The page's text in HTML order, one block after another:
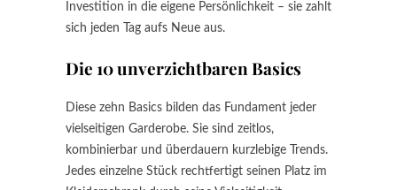
Investition in die eigene Persönlichkeit – sie zahlt
sich jeden Tag aufs Neue aus.
Die 10 unverzichtbaren Basics
Diese zehn Basics bilden das Fundament jeder
vielseitigen Garderobe. Sie sind zeitlos,
kombinierbar und überdauern kurzlebige Trends.
Jedes einzelne Stück rechtfertigt seinen Platz im